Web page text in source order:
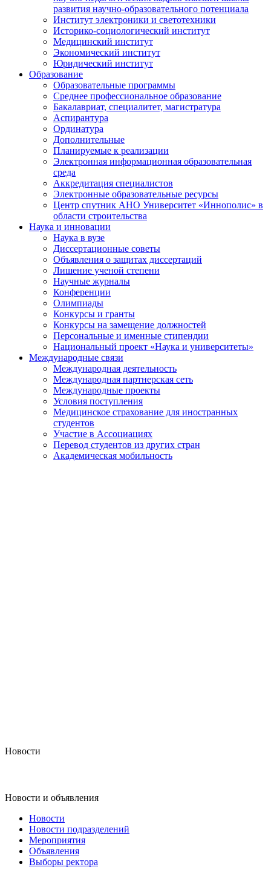
развития научно-образовательного потенциала
Институт электроники и светотехники
Историко-социологический институт
Медицинский институт
Экономический институт
Юридический институт
Образование
Образовательные программы
Среднее профессиональное образование
Бакалавриат, специалитет, магистратура
Аспирантура
Ординатура
Дополнительные
Планируемые к реализации
Электронная информационная образовательная
среда
Аккредитация специалистов
Электронные образовательные ресурсы
Центр спутник АНО Университет «Иннополис» в
области строительства
Наука и инновации
Наука в вузе
Диссертационные советы
Объявления о защитах диссертаций
Лишение ученой степени
Научные журналы
Конференции
Олимпиады
Конкурсы и гранты
Конкурсы на замещение должностей
Персональные и именные стипендии
Национальный проект «Наука и университеты»
Международные связи
Международная деятельность
Международная партнерская сеть
Международные проекты
Условия поступления
Медицинское страхование для иностранных
студентов
Участие в Ассоциациях
Перевод студентов из других стран
Академическая мобильность
Новости
Новости и объявления
Новости
Новости подразделений
Мероприятия
Объявления
Выборы ректора